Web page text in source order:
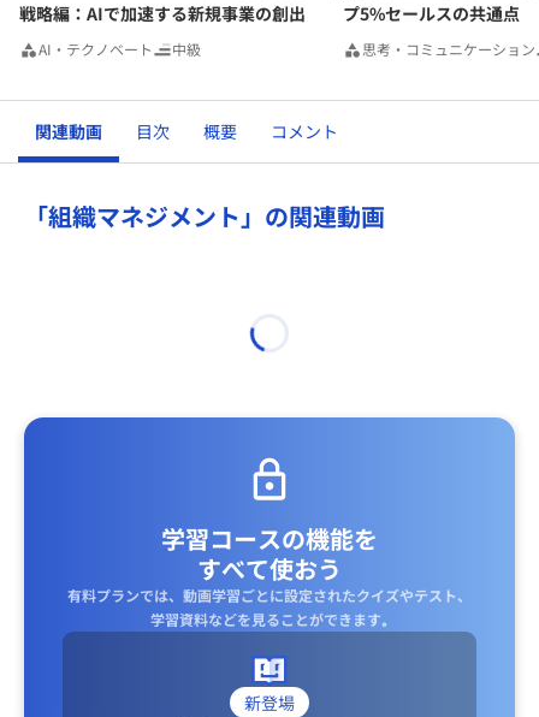
戦略編：AIで加速する新規事業の創出
AI・テクノベート 中級
プ5%セールスの共通点
思考・コミュニケーション
関連動画 目次 概要 コメント
「組織マネジメント」の関連動画
学習コースの機能を
すべて使おう
有料プランでは、動画学習ごとに設定されたクイズやテスト、
学習資料などを見ることができます｡
新登場